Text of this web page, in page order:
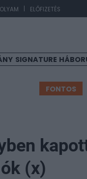
| ELŐFIZETÉS
EUR/HUF
SIGNATURE
FONTOS
(x)